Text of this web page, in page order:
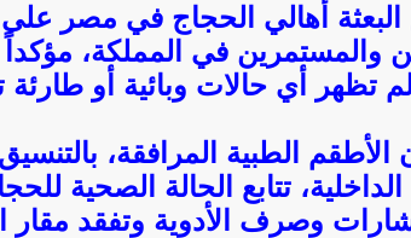
أهالي الحجاج في مصر
والمستمرين في المملكة،
تظهر أي حالات وبائية أو طارئة
الأطقم الطبية المرافقة،
الداخلية، تتابع الحالة الصحية
وصرف الأدوية وتفقد مقار